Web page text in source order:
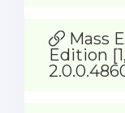
Mass
Edition